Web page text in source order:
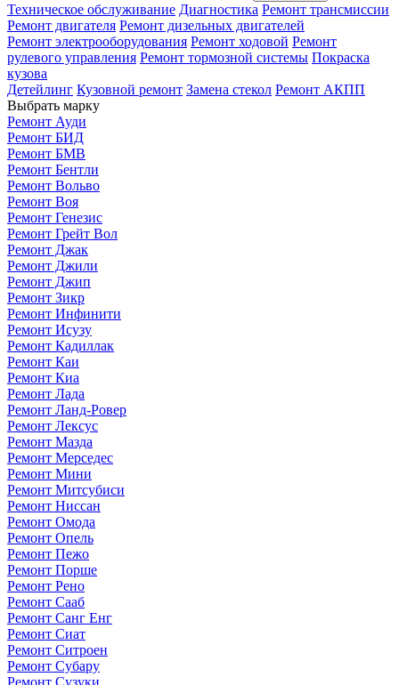
Техническое обслуживание Диагностика Ремонт трансмиссии
Ремонт двигателя Ремонт дизельных двигателей
Ремонт электрооборудования Ремонт ходовой Ремонт
рулевого управления Ремонт тормозной системы Покраска
кузова
Детейлинг Кузовной ремонт Замена стекол Ремонт АКПП
Выбрать марку
Ремонт Ауди
Ремонт БИД
Ремонт БМВ
Ремонт Бентли
Ремонт Вольво
Ремонт Воя
Ремонт Генезис
Ремонт Грейт Вол
Ремонт Джак
Ремонт Джили
Ремонт Джип
Ремонт Зикр
Ремонт Инфинити
Ремонт Исузу
Ремонт Кадиллак
Ремонт Каи
Ремонт Киа
Ремонт Лада
Ремонт Ланд-Ровер
Ремонт Лексус
Ремонт Мазда
Ремонт Мерседес
Ремонт Мини
Ремонт Митсубиси
Ремонт Ниссан
Ремонт Омода
Ремонт Опель
Ремонт Пежо
Ремонт Порше
Ремонт Рено
Ремонт Сааб
Ремонт Санг Енг
Ремонт Сиат
Ремонт Ситроен
Ремонт Субару
Ремонт Сузуки